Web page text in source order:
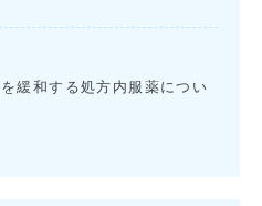
緩和する処方内服薬につい